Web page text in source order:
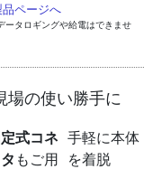
ページへ
ータロギングや給電はできませ
の使い勝手に
式コネ
もご用
手軽に本体
を着脱